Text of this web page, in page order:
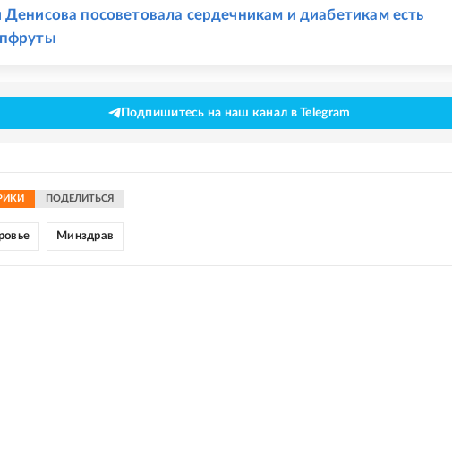
Денисова посоветовала сердечникам и диабетикам есть
Подпишитесь на наш канал в Telegram
ПОДЕЛИТЬСЯ
Минздрав